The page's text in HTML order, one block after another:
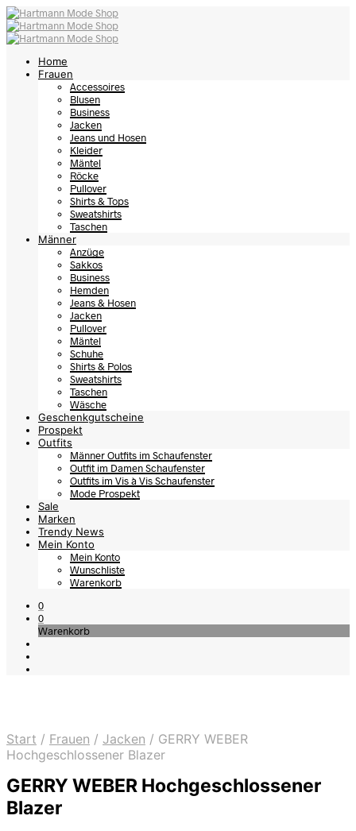
Home
Frauen
Accessoires
Blusen
Business
Jacken
Jeans und Hosen
Kleider
Mäntel
Röcke
Pullover
Shirts & Tops
Sweatshirts
Taschen
Männer
Anzüge
Sakkos
Business
Hemden
Jeans & Hosen
Jacken
Pullover
Mäntel
Schuhe
Shirts & Polos
Sweatshirts
Taschen
Wäsche
Geschenkgutscheine
Prospekt
Outfits
Männer Outfits im Schaufenster
Outfit im Damen Schaufenster
Outfits im Vis à Vis Schaufenster
Mode Prospekt
Sale
Marken
Trendy News
Mein Konto
Mein Konto
Wunschliste
Warenkorb
0
0
Warenkorb
Start / Frauen / Jacken / GERRY WEBER
Hochgeschlossener Blazer
GERRY WEBER Hochgeschlossener
Blazer